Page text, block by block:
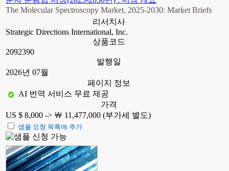
The Molecular Spectroscopy Market, 2025-2030: Market Briefs
리서치사
Strategic Directions International, Inc.
상품코드
2092390
발행일
2026년 07월
페이지 정보
AI 번역 서비스 무료 제공
가격
US $ 8,000 -> ￦ 11,477,000 (부가세 별도)
샘플 요청 목록에 추가